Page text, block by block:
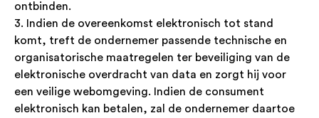
ontbinden.
3. Indien de overeenkomst elektronisch tot stand
komt, treft de ondernemer passende technische en
organisatorische maatregelen ter beveiliging van de
elektronische overdracht van data en zorgt hij voor
een veilige webomgeving. Indien de consument
elektronisch kan betalen, zal de ondernemer daartoe